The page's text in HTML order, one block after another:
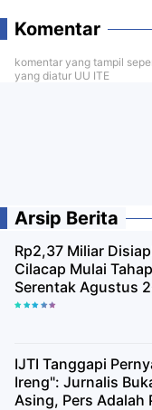
Komentar
komentar yang tampil
yang diatur UU ITE
Arsip Berita
Rp2,37 Miliar
Cilacap Mulai
Serentak Agustus
IJTI Tanggapi
Ireng": Jurnalis
Asing, Pers Adalah